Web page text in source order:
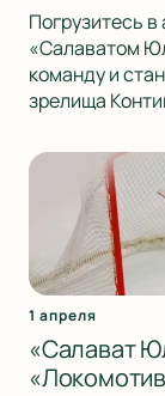
Погрузитесь
«Салаватом
команду и
зрелища
1 апреля
«Салават